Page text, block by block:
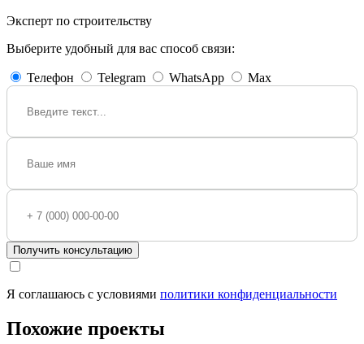
Эксперт по строительству
Выберите удобный для вас способ связи:
Телефон Telegram WhatsApp Max
Получить консультацию
Я соглашаюсь с условиями политики конфиденциальности
Похожие проекты